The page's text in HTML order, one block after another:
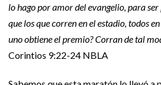
lo hago por amor del evangelio, para
que los que corren en el estadio, todos
uno obtiene el premio? Corran de tal
Corintios 9:22-24 NBLA